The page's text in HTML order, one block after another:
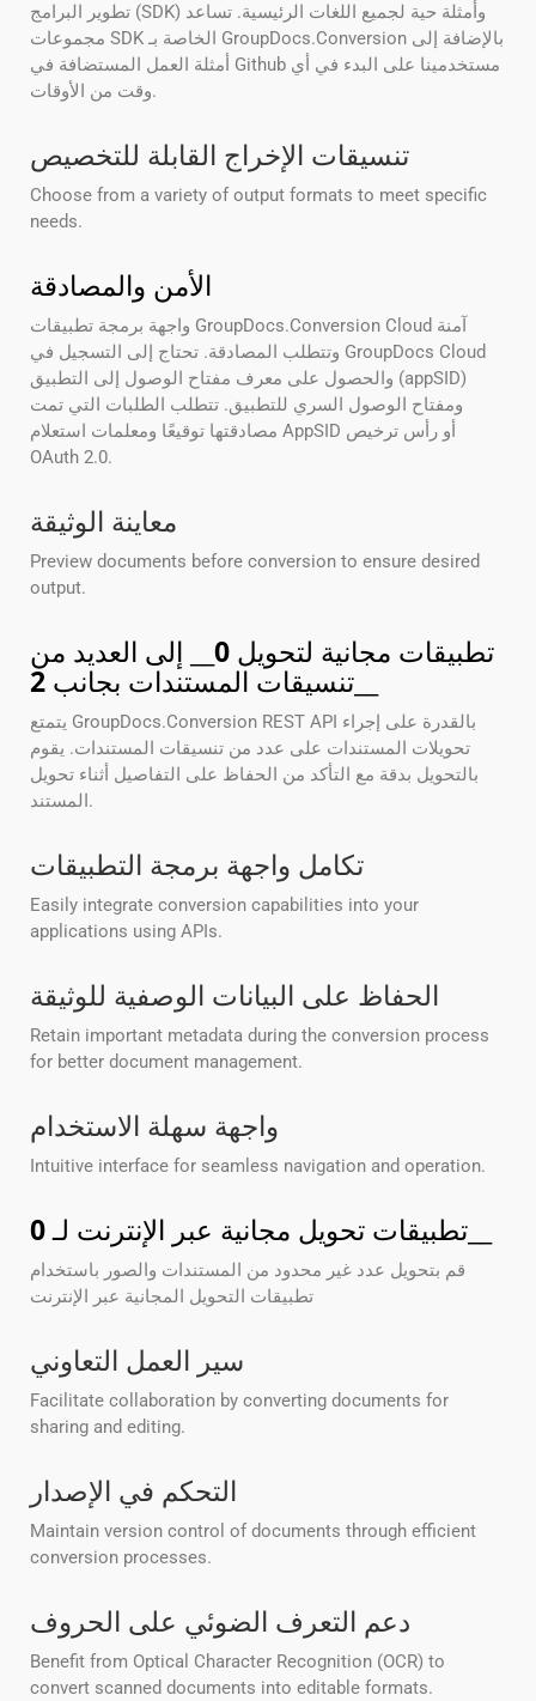
تطوير البرامج (SDK) وأمثلة حية لجميع اللغات الرئيسية. تساعد
مجموعات SDK الخاصة بـ GroupDocs.Conversion بالإضافة إلى
أمثلة العمل المستضافة في Github مستخدمينا على البدء في أي
وقت من الأوقات.
تنسيقات الإخراج القابلة للتخصيص
Choose from a variety of output formats to meet specific
needs.
الأمن والمصادقة
واجهة برمجة تطبيقات GroupDocs.Conversion Cloud آمنة
وتتطلب المصادقة. تحتاج إلى التسجيل في GroupDocs Cloud
والحصول على معرف مفتاح الوصول إلى التطبيق (appSID)
ومفتاح الوصول السري للتطبيق. تتطلب الطلبات التي تمت
مصادقتها توقيعًا ومعلمات استعلام AppSID أو رأس ترخيص
OAuth 2.0.
معاينة الوثيقة
Preview documents before conversion to ensure desired
output.
تطبيقات مجانية لتحويل 0 __ إلى العديد من
تنسيقات المستندات بجانب 2
يتمتع GroupDocs.Conversion REST API بالقدرة على إجراء
تحويلات المستندات على عدد من تنسيقات المستندات. يقوم
بالتحويل بدقة مع التأكد من الحفاظ على التفاصيل أثناء تحويل
المستند.
تكامل واجهة برمجة التطبيقات
Easily integrate conversion capabilities into your
applications using APIs.
الحفاظ على البيانات الوصفية للوثيقة
Retain important metadata during the conversion process
for better document management.
واجهة سهلة الاستخدام
Intuitive interface for seamless navigation and operation.
تطبيقات تحويل مجانية عبر الإنترنت لـ0
قم بتحويل عدد غير محدود من المستندات والصور باستخدام
تطبيقات التحويل المجانية عبر الإنترنت
سير العمل التعاوني
Facilitate collaboration by converting documents for
sharing and editing.
التحكم في الإصدار
Maintain version control of documents through efficient
conversion processes.
دعم التعرف الضوئي على الحروف
Benefit from Optical Character Recognition (OCR) to
convert scanned documents into editable formats.